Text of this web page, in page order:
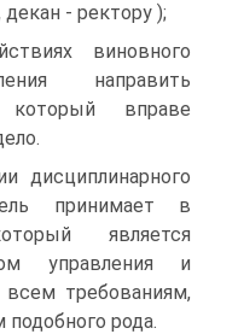
- ректору );
виновного
направить
вправе
дисциплинарного
принимает в
является
управления и
требованиям,
рода.